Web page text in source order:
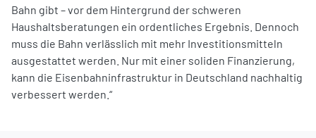
Bahn gibt – vor dem Hintergrund der schweren
Haushaltsberatungen ein ordentliches Ergebnis. Dennoch
muss die Bahn verlässlich mit mehr Investitionsmitteln
ausgestattet werden. Nur mit einer soliden Finanzierung,
kann die Eisenbahninfrastruktur in Deutschland nachhaltig
verbessert werden.“